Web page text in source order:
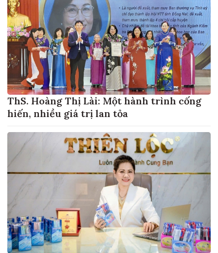
ThS. Hoàng Thị Lài: Một hành trình cống
hiến, nhiều giá trị lan tỏa